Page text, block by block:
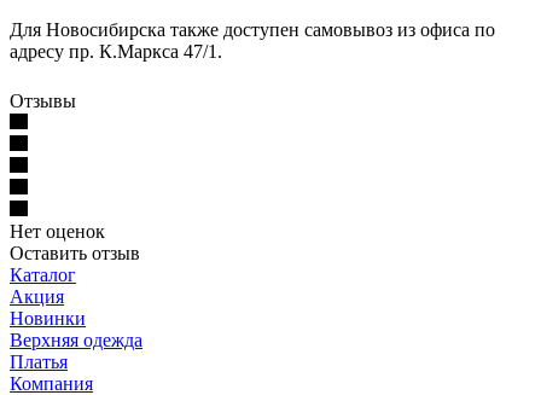
Для Новосибирска также доступен самовывоз из офиса по
адресу пр. К.Маркса 47/1.
Отзывы
Нет оценок
Оставить отзыв
Каталог
Акция
Новинки
Верхняя одежда
Платья
Компания